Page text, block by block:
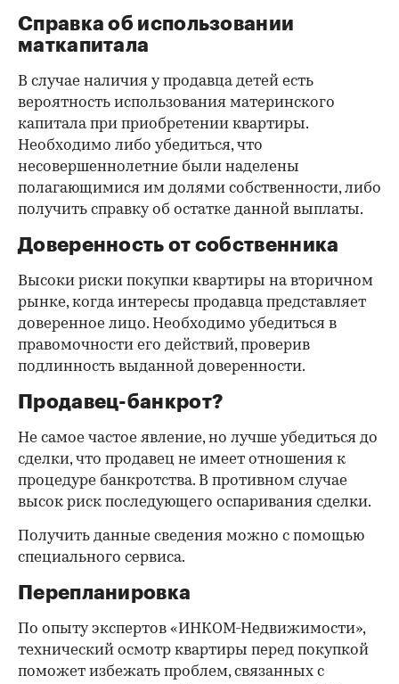
Справка об использовании
маткапитала
В случае наличия у продавца детей есть
вероятность использования материнского
капитала при приобретении квартиры.
Необходимо либо убедиться, что
несовершеннолетние были наделены
полагающимися им долями собственности, либо
получить справку об остатке данной выплаты.
Доверенность от собственника
Высоки риски покупки квартиры на вторичном
рынке, когда интересы продавца представляет
доверенное лицо. Необходимо убедиться в
правомочности его действий, проверив
подлинность выданной доверенности.
Продавец-банкрот?
Не самое частое явление, но лучше убедиться до
сделки, что продавец не имеет отношения к
процедуре банкротства. В противном случае
высок риск последующего оспаривания сделки.
Получить данные сведения можно с помощью
специального сервиса.
Перепланировка
По опыту экспертов «ИНКОМ-Недвижимости»,
технический осмотр квартиры перед покупкой
поможет избежать проблем, связанных с